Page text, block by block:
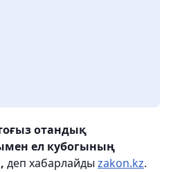
отандық
ел кубогының
деп хабарлайды zakon.kz.